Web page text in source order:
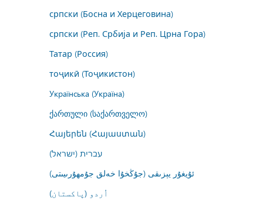
српски (Босна и Херцеговина)
српски (Реп. Србија и Реп. Црна Гора)
Татар (Россия)
тоҷикӣ (Тоҷикистон)
Українська (Україна)
ქართული (საქართველო)
Հայերեն (Հայաստան)
עברית (ישראל)
ئۇيغۇر يېزىقى (جۇڭخۇا خەلق جۇمھۇرىيىتى)
اُردو (پاکستان)